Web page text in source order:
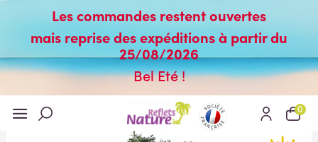
Les commandes restent ouvertes
mais reprise des expéditions à partir du
25/08/2026
Bel Eté !
0